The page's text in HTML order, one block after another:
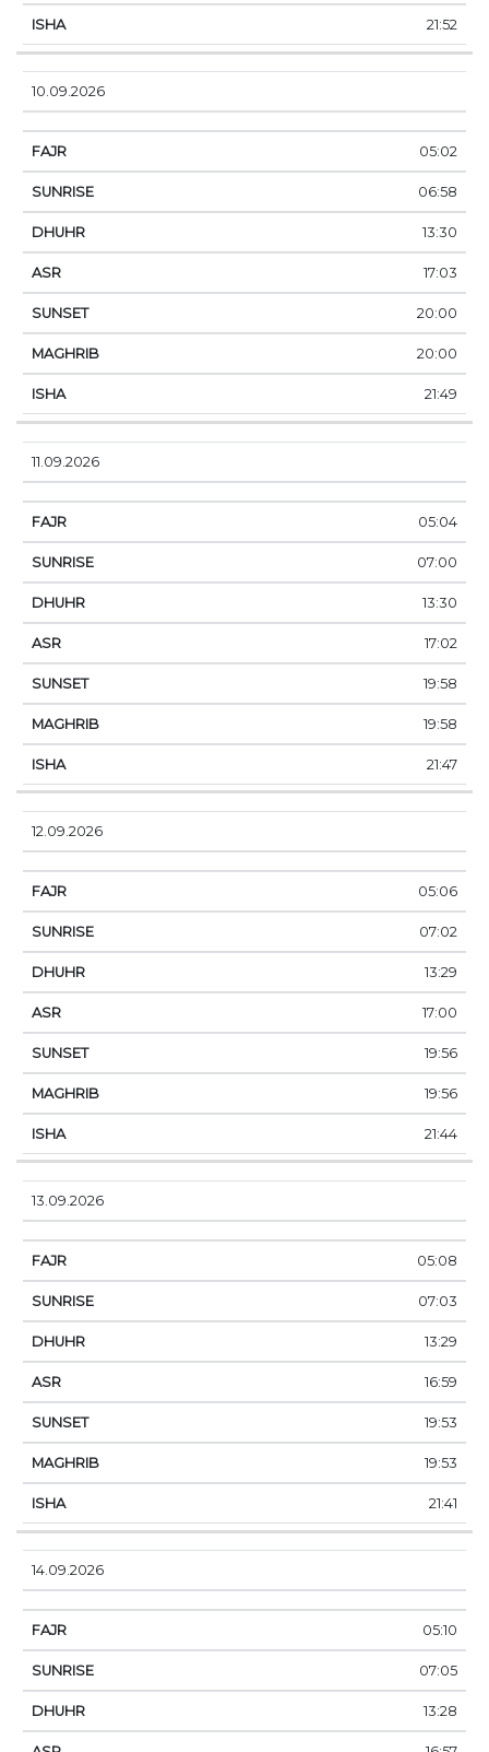
21:52
10.09.2026
05:02
06:58
13:30
17:03
20:00
20:00
21:49
11.09.2026
05:04
07:00
13:30
17:02
19:58
19:58
21:47
12.09.2026
05:06
07:02
13:29
17:00
19:56
19:56
21:44
13.09.2026
05:08
07:03
13:29
16:59
19:53
19:53
21:41
14.09.2026
05:10
07:05
13:28